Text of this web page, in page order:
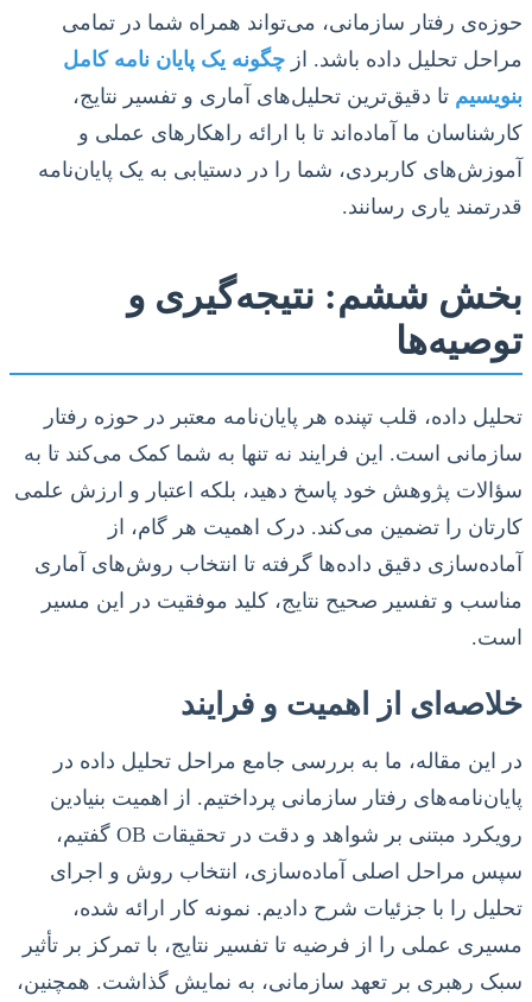
حوزه‌ی رفتار سازمانی، می‌تواند همراه شما در تمامی
مراحل تحلیل داده باشد. از چگونه یک پایان نامه کامل
بنویسیم تا دقیق‌ترین تحلیل‌های آماری و تفسیر نتایج،
کارشناسان ما آماده‌اند تا با ارائه راهکارهای عملی و
آموزش‌های کاربردی، شما را در دستیابی به یک پایان‌نامه
قدرتمند یاری رسانند.
بخش ششم: نتیجه‌گیری و
توصیه‌ها
تحلیل داده، قلب تپنده هر پایان‌نامه معتبر در حوزه رفتار
سازمانی است. این فرایند نه تنها به شما کمک می‌کند تا به
سؤالات پژوهش خود پاسخ دهید، بلکه اعتبار و ارزش علمی
کارتان را تضمین می‌کند. درک اهمیت هر گام، از
آماده‌سازی دقیق داده‌ها گرفته تا انتخاب روش‌های آماری
مناسب و تفسیر صحیح نتایج، کلید موفقیت در این مسیر
است.
خلاصه‌ای از اهمیت و فرایند
در این مقاله، ما به بررسی جامع مراحل تحلیل داده در
پایان‌نامه‌های رفتار سازمانی پرداختیم. از اهمیت بنیادین
رویکرد مبتنی بر شواهد و دقت در تحقیقات OB گفتیم،
سپس مراحل اصلی آماده‌سازی، انتخاب روش و اجرای
تحلیل را با جزئیات شرح دادیم. نمونه کار ارائه شده،
مسیری عملی را از فرضیه تا تفسیر نتایج، با تمرکز بر تأثیر
سبک رهبری بر تعهد سازمانی، به نمایش گذاشت. همچنین،